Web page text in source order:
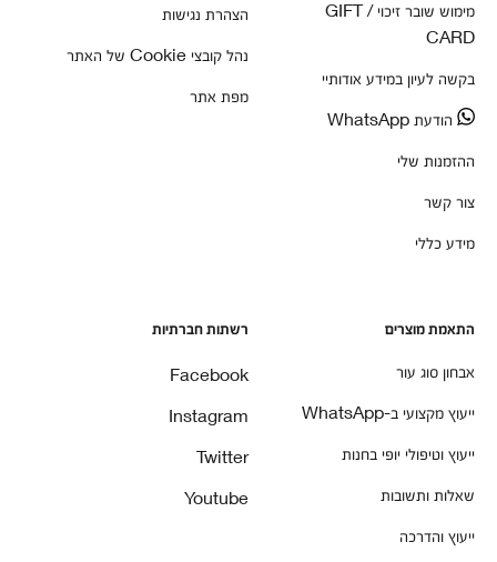
מימוש שובר זיכוי / GIFT
CARD
בקשה לעיון במידע אודותיי
הודעת WhatsApp
ההזמנות שלי
צור קשר
מידע כללי
הצהרת נגישות
נהל קובצי Cookie של האתר
מפת אתר
התאמת מוצרים
אבחון סוג עור
ייעוץ מקצועי ב-WhatsApp
ייעוץ וטיפולי יופי בחנות
שאלות ותשובות
ייעוץ והדרכה
רשתות חברתיות
Facebook
Instagram
Twitter
Youtube